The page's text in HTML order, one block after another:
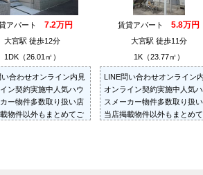
アパート 7.2万円
大宮駅 徒歩12分
1DK（26.01㎡）
合わせオンライン内見
ン契約実施中人気ハウ
ー物件多数取り扱い店
物件以外もまとめてご
賃貸アパート 5.8万円
大宮駅 徒歩11分
1K（23.77㎡）
LINE問い合わせオンライン
オンライン契約実施中人気
スメーカー物件多数取り扱
当店掲載物件以外もまとめ